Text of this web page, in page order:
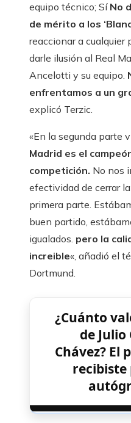
equipo técnico; Sí No
de mérito a los
reaccionar a cualquier
darle ilusión al Real
Ancelotti y su equipo.
enfrentamos a un
explicó Terzic.
«En la segunda parte
Madrid es el
competición. No nos
efectividad de cerrar
primera parte.
buen partido,
igualados. pero la
increible«, añadió el
Dortmund.
¿Cuánto
de Julio
Chávez? El
recibiste